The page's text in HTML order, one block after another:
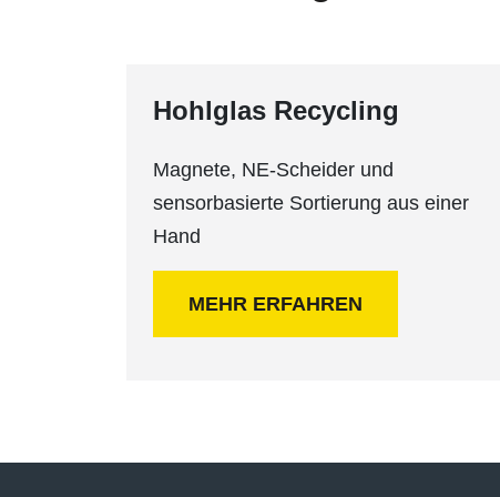
Hohlglas Recycling
Magnete, NE-Scheider und
sensorbasierte Sortierung aus einer
Hand
MEHR ERFAHREN